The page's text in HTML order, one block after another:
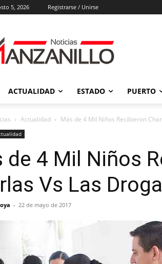
5, 2026 Registrarse / Unirse
ACTUALIDAD ESTADO PUERTO
Actualidad Más de 4 Mil Niños Recibieron
de 4 Mil Niños
Vs Las
- 22 de mayo de 2017